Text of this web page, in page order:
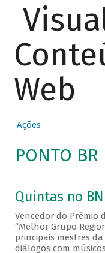
Web
Ações
PONTO
Quintas no
Vencedor do Prêmio
“Melhor Grupo
principais mestres
diálogos com